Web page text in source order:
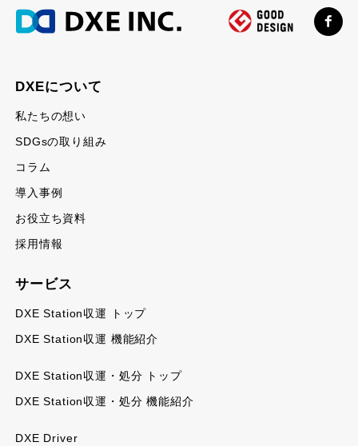
DXEについて
私たちの想い
SDGsの取り組み
コラム
導入事例
お役立ち資料
採用情報
サービス
DXE Station収運 トップ
DXE Station収運 機能紹介
DXE Station収運・処分 トップ
DXE Station収運・処分 機能紹介
DXE Driver